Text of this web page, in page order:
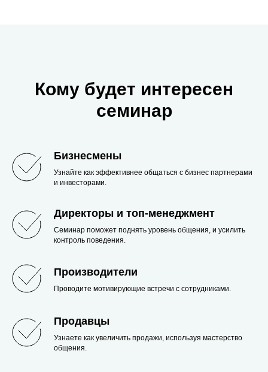
Кому будет интересен
семинар
Бизнесмены
Узнайте как эффективнее общаться с бизнес партнерами
и инвесторами.
Директоры и топ-менеджмент
Семинар поможет поднять уровень общения, и усилить
контроль поведения.
Производители
Проводите мотивирующие встречи с сотрудниками.
Продавцы
Узнаете как увеличить продажи, используя мастерство
общения.